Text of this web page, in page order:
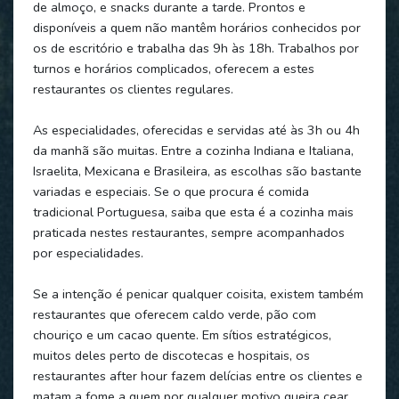
de almoço, e snacks durante a tarde. Prontos e
disponíveis a quem não mantêm horários conhecidos por
os de escritório e trabalha das 9h às 18h. Trabalhos por
turnos e horários complicados, oferecem a estes
restaurantes os clientes regulares.
As especialidades, oferecidas e servidas até às 3h ou 4h
da manhã são muitas. Entre a cozinha Indiana e Italiana,
Israelita, Mexicana e Brasileira, as escolhas são bastante
variadas e especiais. Se o que procura é comida
tradicional Portuguesa, saiba que esta é a cozinha mais
praticada nestes restaurantes, sempre acompanhados
por especialidades.
Se a intenção é penicar qualquer coisita, existem também
restaurantes que oferecem caldo verde, pão com
chouriço e um cacao quente. Em sítios estratégicos,
muitos deles perto de discotecas e hospitais, os
restaurantes after hour fazem delícias entre os clientes e